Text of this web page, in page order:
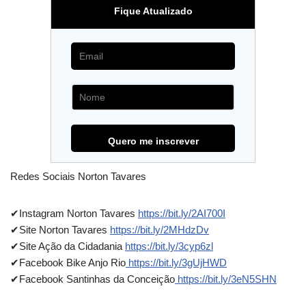
Fique Atualizado
Redes Sociais Norton Tavares
✔Instagram Norton Tavares https://bit.ly/2AI700I
✔Site Norton Tavares https://bit.ly/2MHdzDv
✔Site Ação da Cidadania https://bit.ly/3cyp6zl
✔Facebook Bike Anjo Rio https://bit.ly/3gUjHWD
✔Facebook Santinhas da Conceição https://bit.ly/3eN5SHN